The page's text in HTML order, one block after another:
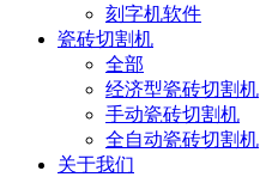
刻字机软件
瓷砖切割机
全部
经济型瓷砖切割机
手动瓷砖切割机
全自动瓷砖切割机
关于我们